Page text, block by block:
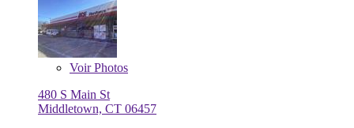
VoirPhotos
480 S Main St
Middletown, CT 06457